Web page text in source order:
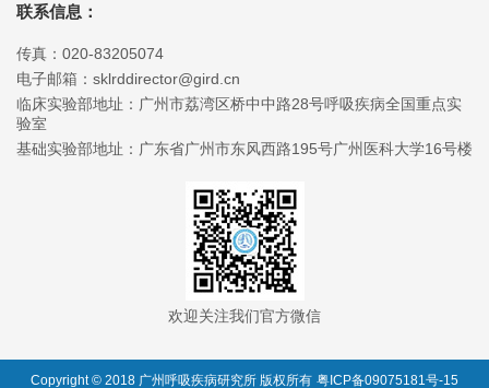
联系信息：
传真：020-83205074
电子邮箱：sklrddirector@gird.cn
临床实验部地址：广州市荔湾区桥中中路28号呼吸疾病全国重点实
验室
基础实验部地址：广东省广州市东风西路195号广州医科大学16号楼
欢迎关注我们官方微信
Copyright © 2018 广州呼吸疾病研究所 版权所有 粤ICP备09075181号-15